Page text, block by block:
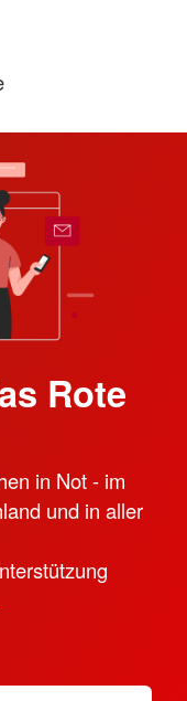
Rote
in Not - im
und in aller